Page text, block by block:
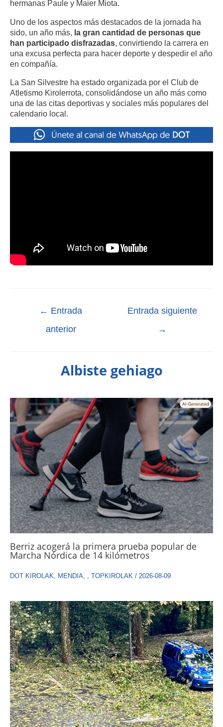
hermanas Paule y Maier Miota.
Uno de los aspectos más destacados de la jornada ha
sido, un año más, la gran cantidad de personas que
han participado disfrazadas, convirtiendo la carrera en
una excusa perfecta para hacer deporte y despedir el año
en compañía.
La San Silvestre ha estado organizada por el Club de
Atletismo Kirolerrota, consolidándose un año más como
una de las citas deportivas y sociales más populares del
calendario local.
← Entrada
anterior
Entrada siguiente
→
Albiste gehiago
Berriz acogerá la primera prueba popular de
Marcha Nórdica de 14 kilómetros
DOT KIROLAK MENDIA TOPKIROLAK / 2026-08-09